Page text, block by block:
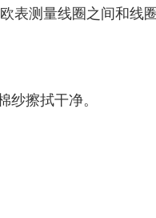
表测量线圈之间和线
擦拭干净。